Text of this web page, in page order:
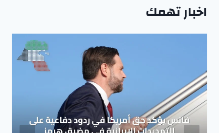
اخبار تهمك